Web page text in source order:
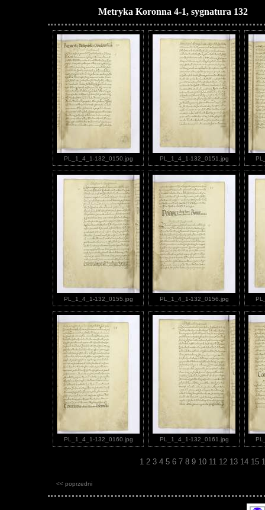
Metryka Koronna 4-1, sygnatura 132
PL_1_4_1-132_0150.jpg PL_1_4_1-132_0151.jpg
PL_1_4_1-132_0155.jpg PL_1_4_1-132_0156.jpg
PL_1_4_1-132_0160.jpg PL_1_4_1-132_0161.jpg
1 2 3 4 5 6 7 8 9 10 11 12 13 14 15
<< poprzedni